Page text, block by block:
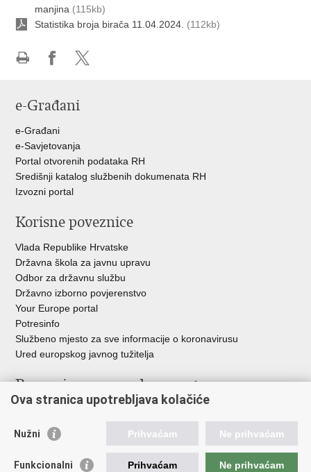
manjina (115kb)
Statistika broja birača 11.04.2024. (112kb)
FacebookuTwitteru
e-Građani
e-Građani
e-Savjetovanja
Portal otvorenih podataka RH
Središnji katalog službenih dokumenata RH
Izvozni portal
Korisne poveznice
Vlada Republike Hrvatske
Državna škola za javnu upravu
Odbor za državnu službu
Državno izborno povjerenstvo
Your Europe portal
Potresinfo
Službeno mjesto za sve informacije o koronavirusu
Ured europskog javnog tužitelja
Poveznice pravosudnog sustava
Državno odvjetništvo
Ured za suzbijanje korupcije i organiziranog kriminaliteta
Ova stranica upotrebljava kolačiće
Nužni Prihvaćam Ne prihvaćam
Funkcionalni Prihvaćam Ne prihvaćam